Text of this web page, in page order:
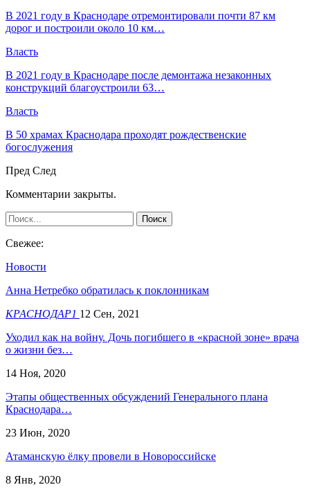
В 2021 году в Краснодаре отремонтировали почти 87 км
дорог и построили около 10 км…
Власть
В 2021 году в Краснодаре после демонтажа незаконных
конструкций благоустроили 63…
Власть
В 50 храмах Краснодара проходят рождественские
богослужения
Пред След
Комментарии закрыты.
Свежее:
Новости
Анна Нетребко обратилась к поклонникам
КРАСНОДАР1 12 Сен, 2021
Уходил как на войну. Дочь погибшего в «красной зоне» врача
о жизни без…
14 Ноя, 2020
Этапы общественных обсуждений Генерального плана
Краснодара…
23 Июн, 2020
Атаманскую ёлку провели в Новороссийске
8 Янв, 2020